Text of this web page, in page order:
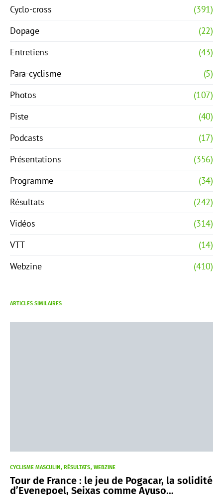
Cyclo-cross
(391)
Dopage
(22)
Entretiens
(43)
Para-cyclisme
(5)
Photos
(107)
Piste
(40)
Podcasts
(17)
Présentations
(356)
Programme
(34)
Résultats
(242)
Vidéos
(314)
VTT
(14)
Webzine
(410)
ARTICLES SIMILAIRES
CYCLISME MASCULIN RÉSULTATS WEBZINE
Tour de France : le jeu de Pogacar, la solidité
d’Evenepoel, Seixas comme Ayuso…